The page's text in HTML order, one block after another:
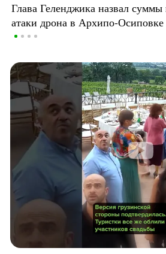
Глава Геленджика назвал
атаки дрона в Архипо-Осиповке